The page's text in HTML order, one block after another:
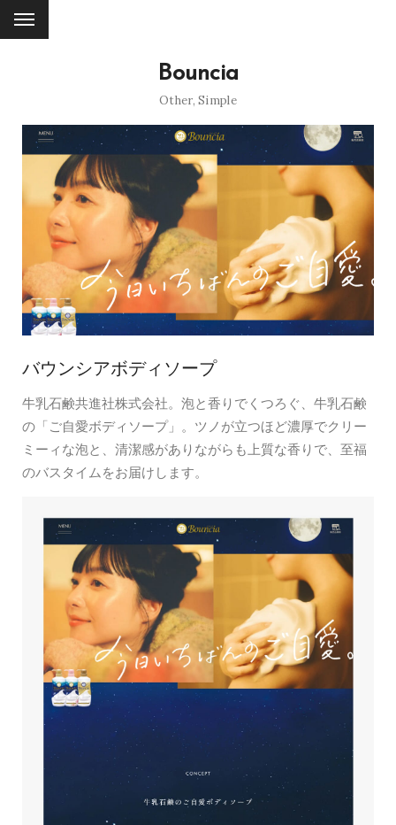
Bouncia
Other,Simple
バウンシアボディソープ
牛乳石鹸共進社株式会社。泡と香りでくつろぐ、牛乳石鹸
の「ご自愛ボディソープ」。ツノが立つほど濃厚でクリー
ミーィな泡と、清潔感がありながらも上質な香りで、至福
のバスタイムをお届けします。